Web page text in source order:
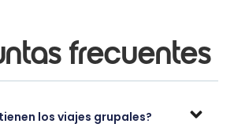
frecuentes
los viajes grupales?